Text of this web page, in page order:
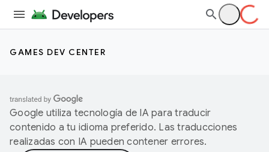
GAMES DEV CENTER
Google utiliza tecnología de IA para traducir
contenido a tu idioma preferido. Las traducciones
realizadas con IA pueden contener errores.